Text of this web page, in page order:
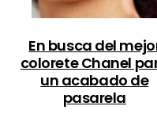
En busca del
colorete Chanel
un acabado de
pasarela